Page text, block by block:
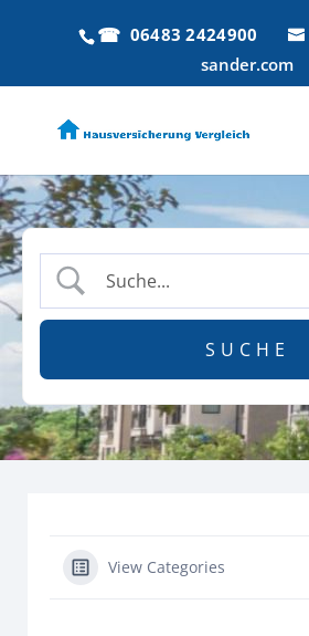
06483 2424900
sander.com
View Categories